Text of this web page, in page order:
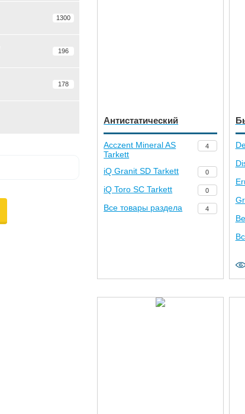
1300
196
178
Антистатический
Acczent Mineral AS
Tarkett
4
iQ Granit SD Tarkett 0
iQ Toro SC Tarkett 0
Все товары раздела 4